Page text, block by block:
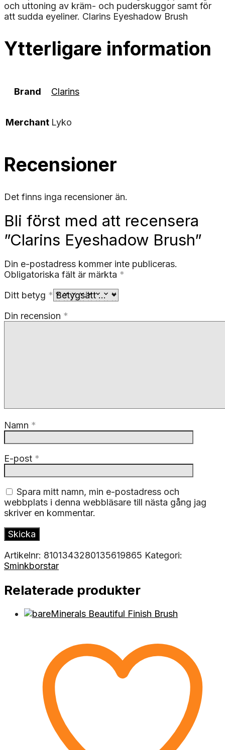
och uttoning av kräm- och puderskuggor samt för
att sudda eyeliner. Clarins Eyeshadow Brush
Ytterligare information
Brand Clarins
Merchant Lyko
Recensioner
Det finns inga recensioner än.
Bli först med att recensera
”Clarins Eyeshadow Brush”
Din e-postadress kommer inte publiceras.
Obligatoriska fält är märkta *
Ditt betyg *
Din recension *
Namn *
E-post *
Spara mitt namn, min e-postadress och
webbplats i denna webbläsare till nästa gång jag
skriver en kommentar.
Artikelnr: 8101343280135619865 Kategori:
Sminkborstar
Relaterade produkter